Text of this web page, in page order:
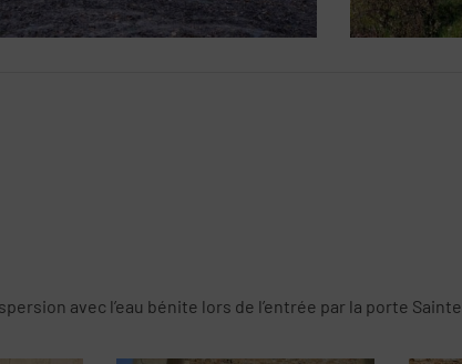
avec l’eau bénite lors de l’entrée par la porte Sainte.